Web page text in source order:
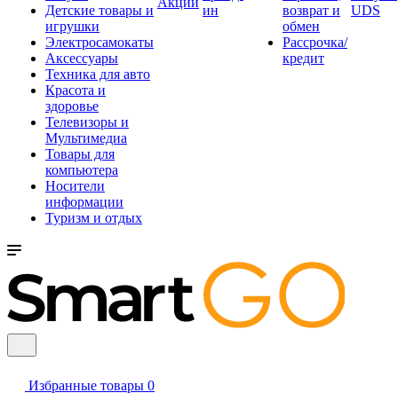
Детские товары и
игрушки
Электросамокаты
Аксессуары
Техника для авто
Красота и
здоровье
Телевизоры и
Мультимедиа
Товары для
компьютера
Носители
информации
Туризм и отдых
ин
возврат и
обмен
Рассрочка/
кредит
UDS
Избранные товары 0